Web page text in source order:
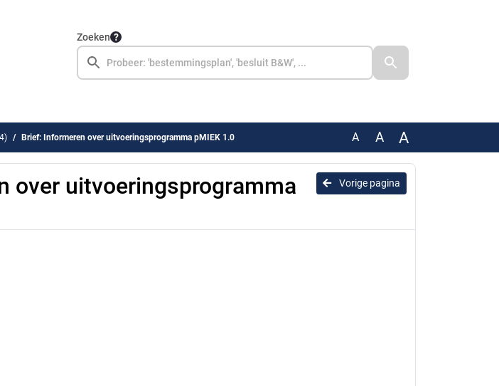
Zoeken
Brief: Informeren over uitvoeringsprogramma pMIEK 1.0 A A A
Vorige pagina
over uitvoeringsprogramma